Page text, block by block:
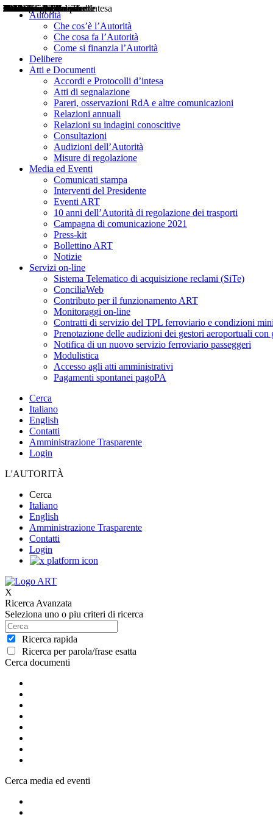
Autorità
Che cos’è l’Autorità
Che cosa fa l’Autorità
Come si finanzia l’Autorità
Delibere
Atti e Documenti
Accordi e Protocolli d’intesa
Atti di segnalazione
Pareri, osservazioni RdA e altre comunicazioni
Relazioni annuali
Relazioni su indagini conoscitive
Consultazioni
Audizioni dell’Autorità
Misure di regolazione
Media ed Eventi
Comunicati stampa
Interventi del Presidente
Eventi ART
10 anni dell’Autorità di regolazione dei trasporti
Campagna di comunicazione 2021
Press-kit
Bollettino ART
Notizie
Servizi on-line
Sistema Telematico di acquisizione reclami (SiTe)
ConciliaWeb
Contributo per il funzionamento ART
Monitoraggi on-line
Contratti di servizio del TPL ferroviario e condizioni
Prenotazione delle audizioni dei gestori aeroportuali con
Notifica di un nuovo servizio ferroviario passeggeri
Modulistica
Accesso agli atti amministrativi
Pagamenti spontanei pagoPA
Cerca
Italiano
English
Contatti
Amministrazione Trasparente
Login
L'AUTORITÀ
Cerca
Italiano
English
Amministrazione Trasparente
Contatti
Login
X
Ricerca Avanzata
Seleziona uno o piu criteri di ricerca
Ricerca rapida
Ricerca per parola/frase esatta
Cerca documenti
Delibere
Pareri
Consultazioni
Audizioni
Atti di Segnalazione
Accordi e Protocolli d'Intesa
Relazioni annuali
Misure di regolazione
Cerca media ed eventi
Notizie
Comunicati Stampa
Bollettini ART
Convegni ART
Interviste del Presidente
Articoli in primo piano
Interventi del Presidente
2004
2005
2010
2013
2014
2015
2016
2017
2018
2019
202
2020
2021
2022
2023
2024
2025
2026
Aereo
Marittimo
Terrestre